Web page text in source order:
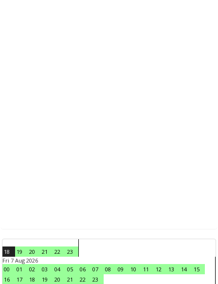
18 19 20 21 22
23
Fri 7 Aug 2026
00
01 02 03 04 05 06 07 08 09 10 11 12 13 14
15
16
17 18 19 20 21 22
23